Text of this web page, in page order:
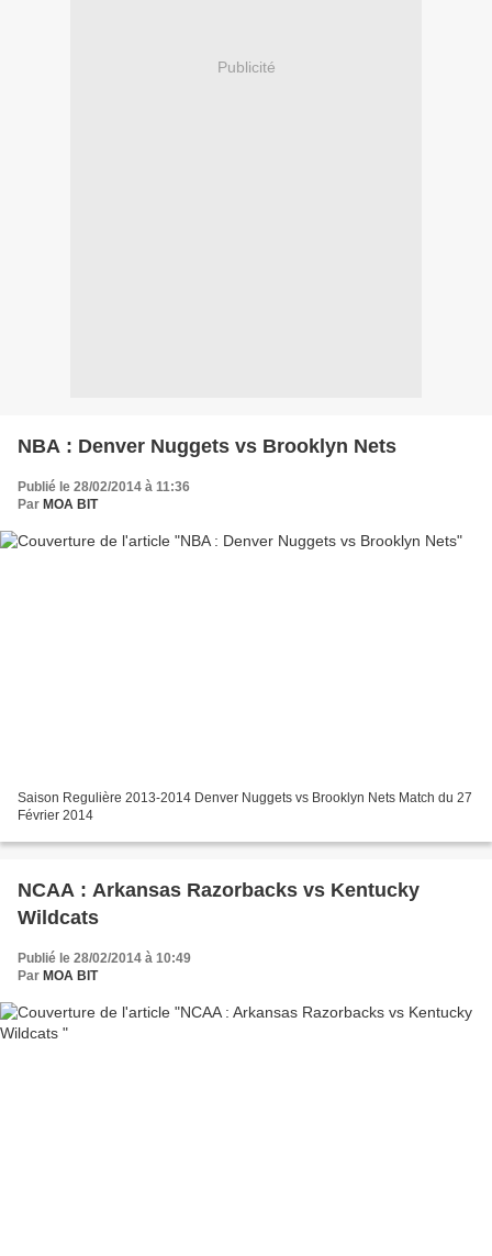
Publicité
NBA : Denver Nuggets vs Brooklyn Nets
Publié le 28/02/2014 à 11:36
Par MOA BIT
Saison Regulière 2013-2014 Denver Nuggets vs Brooklyn Nets Match du 27
Février 2014
NCAA : Arkansas Razorbacks vs Kentucky
Wildcats
Publié le 28/02/2014 à 10:49
Par MOA BIT